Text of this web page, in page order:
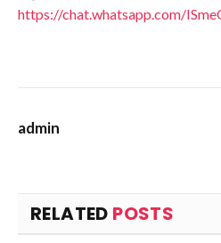
https://chat.whatsapp.com/
admin
RELATED POSTS